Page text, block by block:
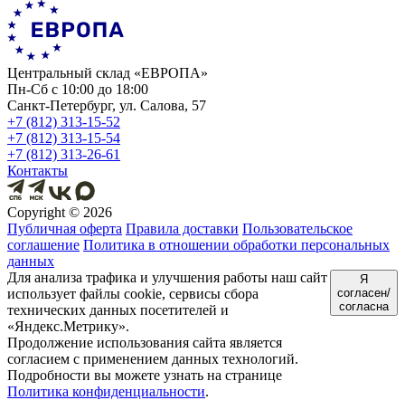
Центральный склад «ЕВРОПА»
Пн-Сб с 10:00 до 18:00
Санкт-Петербург, ул. Салова, 57
+7 (812) 313-15-52
+7 (812) 313-15-54
+7 (812) 313-26-61
Контакты
Copyright © 2026
Публичная оферта Правила доставки Пользовательское
соглашение Политика в отношении обработки персональных
данных
Для анализа трафика и улучшения работы наш сайт
использует файлы cookie, сервисы сбора
технических данных посетителей и
«Яндекс.Метрику».
Продолжение использования сайта является
согласием с применением данных технологий.
Подробности вы можете узнать на странице
Политика конфиденциальности.
Я
согласен/
согласна